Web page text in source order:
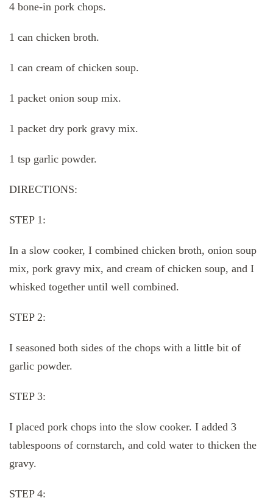
4 bone-in pork chops.
1 can chicken broth.
1 can cream of chicken soup.
1 packet onion soup mix.
1 packet dry pork gravy mix.
1 tsp garlic powder.
DIRECTIONS:
STEP 1:
In a slow cooker, I combined chicken broth, onion soup
mix, pork gravy mix, and cream of chicken soup, and I
whisked together until well combined.
STEP 2:
I seasoned both sides of the chops with a little bit of
garlic powder.
STEP 3:
I placed pork chops into the slow cooker. I added 3
tablespoons of cornstarch, and cold water to thicken the
gravy.
STEP 4: